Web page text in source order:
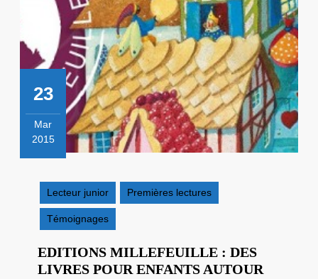
23
Mar
2015
2015
Lecteur junior
Premières lectures
Témoignages
EDITIONS MILLEFEUILLE : DES
LIVRES POUR ENFANTS AUTOUR